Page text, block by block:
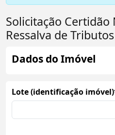
Solicitação Certidão
Ressalva de
Dados do Imóvel
Lote (identificação